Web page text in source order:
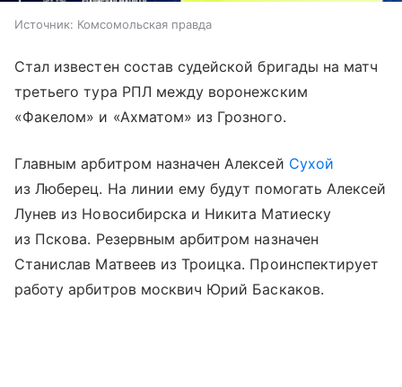
Источник: Комсомольская правда
Стал известен состав судейской бригады на матч
третьего тура РПЛ между воронежским
«Факелом» и «Ахматом» из Грозного.
Главным арбитром назначен Алексей Сухой
из Люберец. На линии ему будут помогать Алексей
Лунев из Новосибирска и Никита Матиеску
из Пскова. Резервным арбитром назначен
Станислав Матвеев из Троицка. Проинспектирует
работу арбитров москвич Юрий Баскаков.